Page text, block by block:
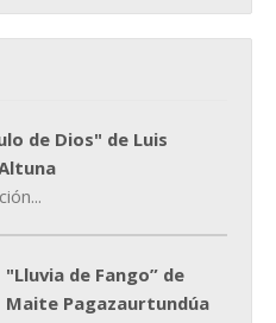
de Dios" de Luis
"Lluvia de Fango” de
Maite Pagazaurtundúa